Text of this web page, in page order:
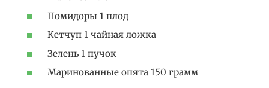
Помидоры 1 плод
Кетчуп 1 чайная ложка
Зелень 1 пучок
Маринованные опята 150 грамм